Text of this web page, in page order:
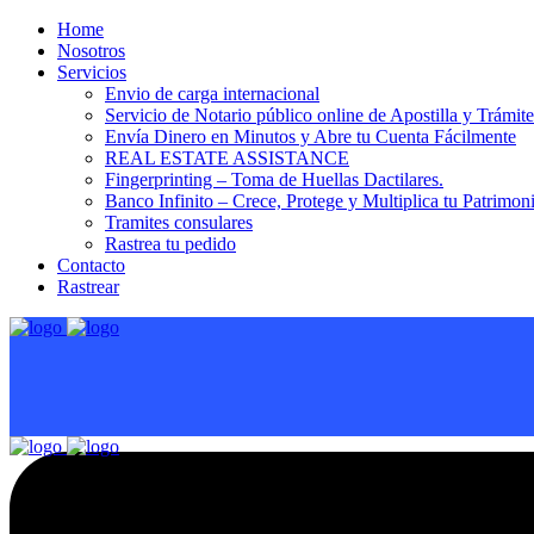
Home
Nosotros
Servicios
Envio de carga internacional
Servicio de Notario público online de Apostilla y
Envía Dinero en Minutos y Abre tu Cuenta Fácilmente
REAL ESTATE ASSISTANCE
Fingerprinting – Toma de Huellas Dactilares.
Banco Infinito – Crece, Protege y Multiplica tu
Tramites consulares
Rastrea tu pedido
Contacto
Rastrear